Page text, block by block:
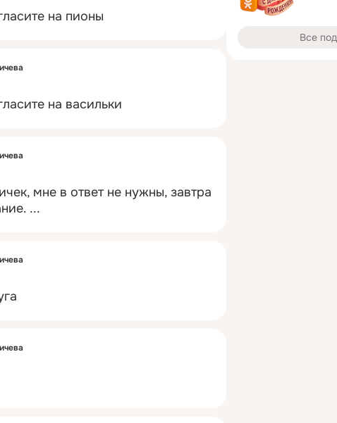
на пионы
на васильки
мне в ответ не нужны, завтра
...
Все